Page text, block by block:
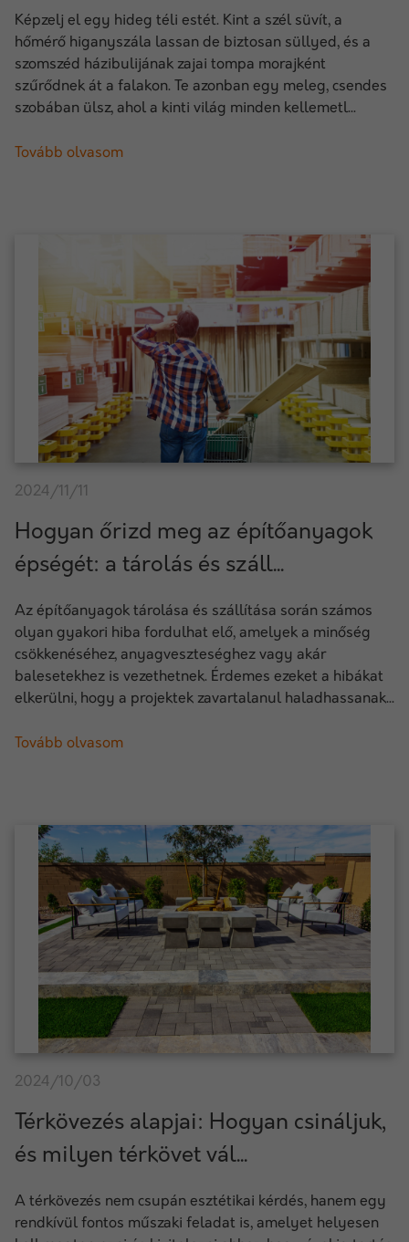
Képzelj el egy hideg téli estét. Kint a szél süvít, a
hőmérő higanyszála lassan de biztosan süllyed, és a
szomszéd házibulijának zajai tompa morajként
szűrődnek át a falakon. Te azonban egy meleg, csendes
szobában ülsz, ahol a kinti világ minden kellemetl...
Tovább olvasom
2024/11/11
Hogyan őrizd meg az építőanyagok
épségét: a tárolás és száll...
Az építőanyagok tárolása és szállítása során számos
olyan gyakori hiba fordulhat elő, amelyek a minőség
csökkenéséhez, anyagveszteséghez vagy akár
balesetekhez is vezethetnek. Érdemes ezeket a hibákat
elkerülni, hogy a projektek zavartalanul haladhassanak...
Tovább olvasom
2024/10/03
Térkövezés alapjai: Hogyan csináljuk,
és milyen térkövet vál...
A térkövezés nem csupán esztétikai kérdés, hanem egy
rendkívül fontos műszaki feladat is, amelyet helyesen